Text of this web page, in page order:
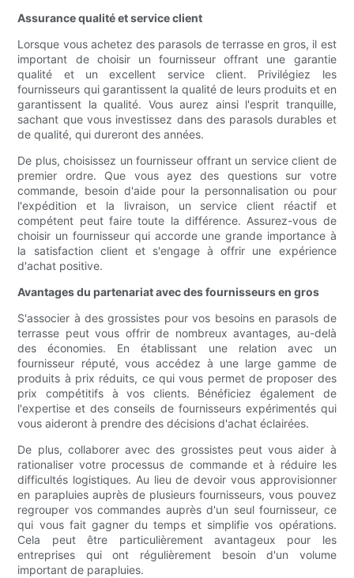
Assurance qualité et service client
Lorsque vous achetez des parasols de terrasse en gros, il est
important de choisir un fournisseur offrant une garantie
qualité et un excellent service client. Privilégiez les
fournisseurs qui garantissent la qualité de leurs produits et en
garantissent la qualité. Vous aurez ainsi l'esprit tranquille,
sachant que vous investissez dans des parasols durables et
de qualité, qui dureront des années.
De plus, choisissez un fournisseur offrant un service client de
premier ordre. Que vous ayez des questions sur votre
commande, besoin d'aide pour la personnalisation ou pour
l'expédition et la livraison, un service client réactif et
compétent peut faire toute la différence. Assurez-vous de
choisir un fournisseur qui accorde une grande importance à
la satisfaction client et s'engage à offrir une expérience
d'achat positive.
Avantages du partenariat avec des fournisseurs en gros
S'associer à des grossistes pour vos besoins en parasols de
terrasse peut vous offrir de nombreux avantages, au-delà
des économies. En établissant une relation avec un
fournisseur réputé, vous accédez à une large gamme de
produits à prix réduits, ce qui vous permet de proposer des
prix compétitifs à vos clients. Bénéficiez également de
l'expertise et des conseils de fournisseurs expérimentés qui
vous aideront à prendre des décisions d'achat éclairées.
De plus, collaborer avec des grossistes peut vous aider à
rationaliser votre processus de commande et à réduire les
difficultés logistiques. Au lieu de devoir vous approvisionner
en parapluies auprès de plusieurs fournisseurs, vous pouvez
regrouper vos commandes auprès d'un seul fournisseur, ce
qui vous fait gagner du temps et simplifie vos opérations.
Cela peut être particulièrement avantageux pour les
entreprises qui ont régulièrement besoin d'un volume
important de parapluies.